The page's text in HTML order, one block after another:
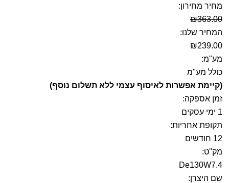
מחיר מחירון:
₪363.00
המחיר שלנו:
₪239.00
מע"מ:
כולל מע"מ
(קיימת אפשרות לאיסוף עצמי ללא תשלום נוסף)
זמן אספקה:
1 ימי עסקים
תקופת אחריות:
12 חודשים
מק''ט:
De130W7.4
שם היצרן: